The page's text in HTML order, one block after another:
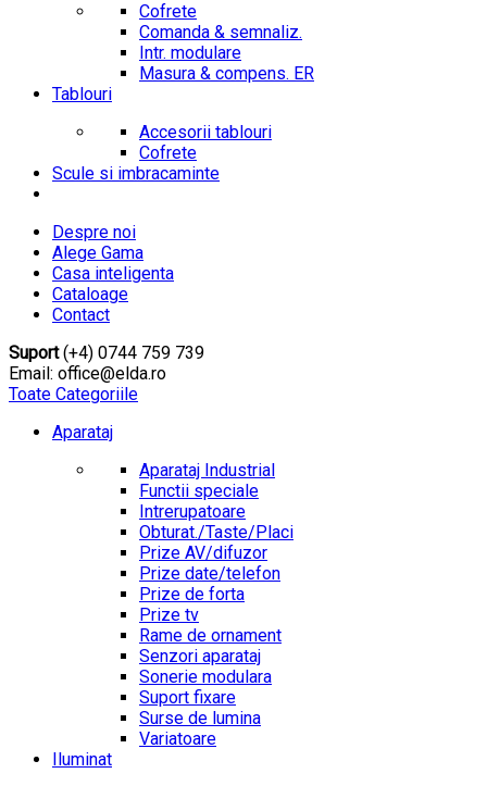
Cofrete
Comanda & semnaliz.
Intr. modulare
Masura & compens. ER
Tablouri
Accesorii tablouri
Cofrete
Scule si imbracaminte
Despre noi
Alege Gama
Casa inteligenta
Cataloage
Contact
Suport(+4) 0744 759 739
Email: office@elda.ro
Toate Categoriile
Aparataj
Aparataj Industrial
Functii speciale
Intrerupatoare
Obturat./Taste/Placi
Prize AV/difuzor
Prize date/telefon
Prize de forta
Prize tv
Rame de ornament
Senzori aparataj
Sonerie modulara
Suport fixare
Surse de lumina
Variatoare
Iluminat